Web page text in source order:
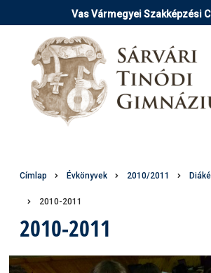
a
tartalomra
Vas Vármegyei Szakképzési
Morzsa
Címlap Évkönyvek 2010/2011
2010-2011
2010-2011